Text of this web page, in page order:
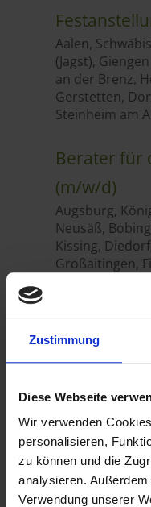
Zustimmung
Diese Webseite
Wir verwenden
personalisieren,
zu können und die
analysieren.
Verwendung unserer